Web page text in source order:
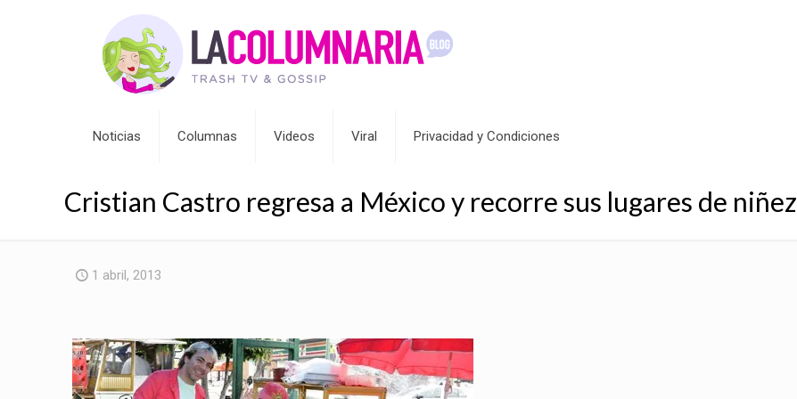
Noticias Columnas Videos Viral Privacidad y Condiciones
Cristian Castro regresa a México y recorre sus lugares de niñez
1 abril, 2013